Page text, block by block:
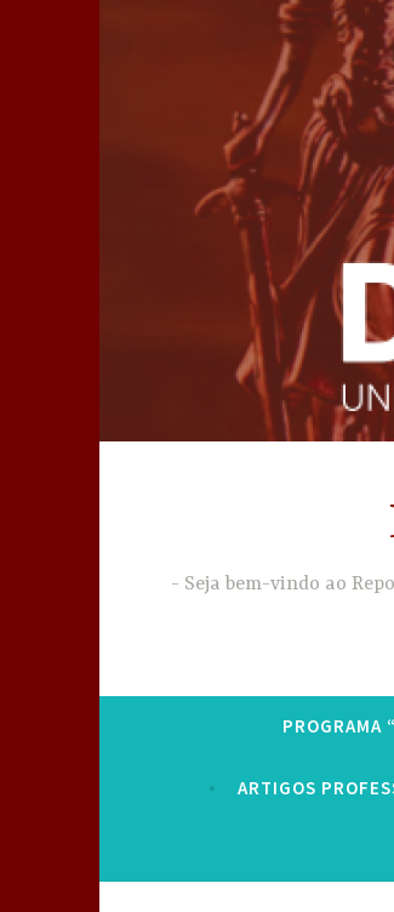
Seja bem-vindo ao
PROGRAMA
ARTIGOS